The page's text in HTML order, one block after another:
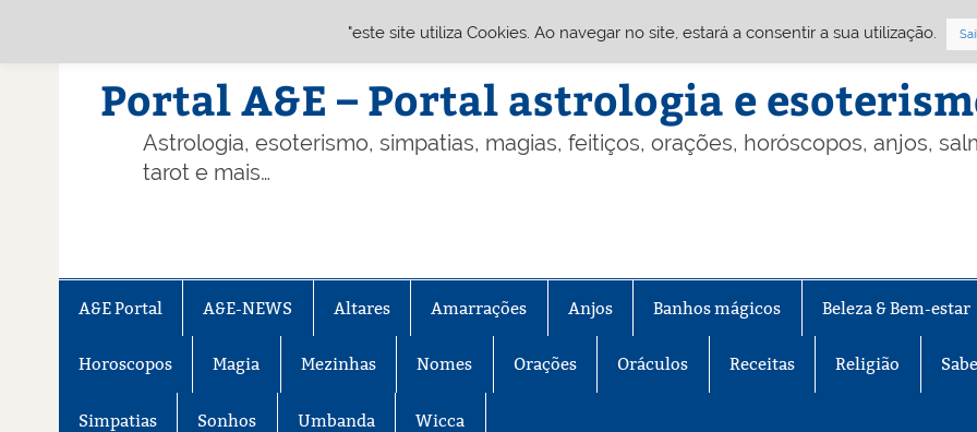
Portal A&E – Portal astrologia e
Astrologia, esoterismo, simpatias, magias, feitiços, orações, horóscopos, anjos,
tarot e mais…
A&E Portal A&E-NEWS Altares Amarrações Anjos Banhos mágicos Beleza & Bem-estar
Horoscopos Magia Mezinhas Nomes Orações Oráculos Receitas Religião
Simpatias Sonhos Umbanda Wicca
"este site utiliza Cookies. Ao navegar no site, estará a consentir a sua utilização.